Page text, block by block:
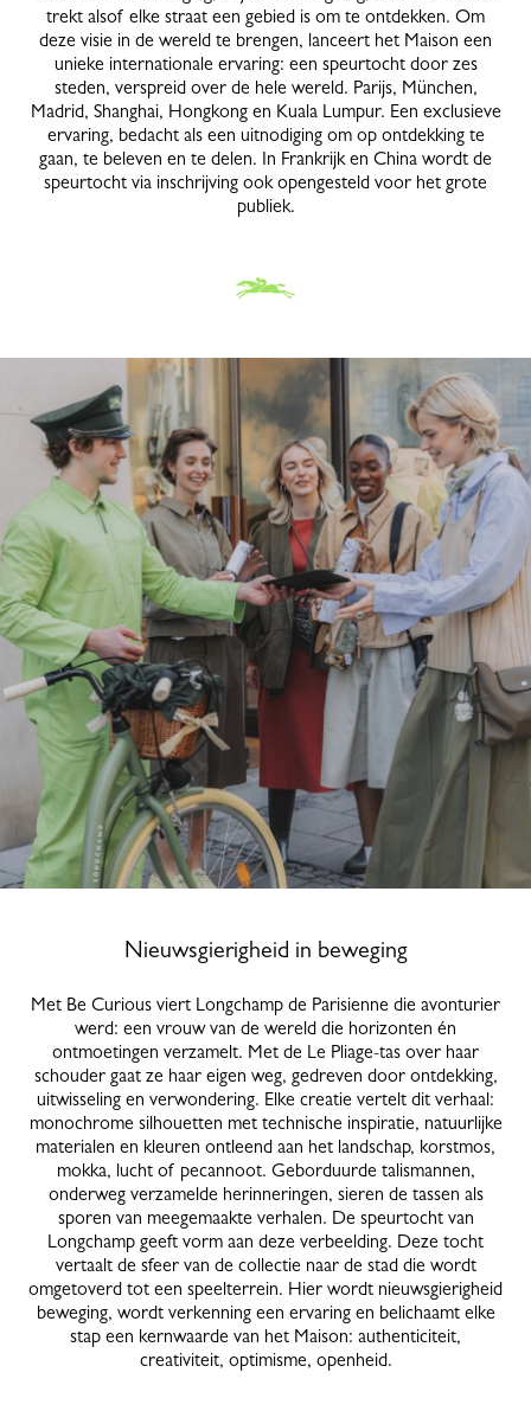
trekt alsof elke straat een gebied is om te ontdekken. Om
deze visie in de wereld te brengen, lanceert het Maison een
unieke internationale ervaring: een speurtocht door zes
steden, verspreid over de hele wereld. Parijs, München,
Madrid, Shanghai, Hongkong en Kuala Lumpur. Een exclusieve
ervaring, bedacht als een uitnodiging om op ontdekking te
gaan, te beleven en te delen. In Frankrijk en China wordt de
speurtocht via inschrijving ook opengesteld voor het grote
publiek.
Nieuwsgierigheid in beweging
Met Be Curious viert Longchamp de Parisienne die avonturier
werd: een vrouw van de wereld die horizonten én
ontmoetingen verzamelt. Met de Le Pliage-tas over haar
schouder gaat ze haar eigen weg, gedreven door ontdekking,
uitwisseling en verwondering. Elke creatie vertelt dit verhaal:
monochrome silhouetten met technische inspiratie, natuurlijke
materialen en kleuren ontleend aan het landschap, korstmos,
mokka, lucht of pecannoot. Geborduurde talismannen,
onderweg verzamelde herinneringen, sieren de tassen als
sporen van meegemaakte verhalen. De speurtocht van
Longchamp geeft vorm aan deze verbeelding. Deze tocht
vertaalt de sfeer van de collectie naar de stad die wordt
omgetoverd tot een speelterrein. Hier wordt nieuwsgierigheid
beweging, wordt verkenning een ervaring en belichaamt elke
stap een kernwaarde van het Maison: authenticiteit,
creativiteit, optimisme, openheid.